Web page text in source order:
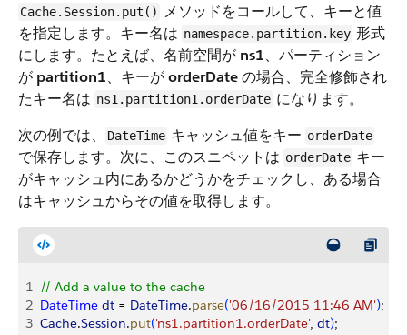
Cache.Session.put()
メソッドをコールして、キーと値
を指定します。キー名は namespace.partition.key 形式
にします。たとえば、名前空間が ns1、パーティション
が partition1、キーがorderDateの場合、完全修飾され
たキー名は ns1.partition1.orderDate になります。
次の例では、
DateTime キャッシュ値をキー orderDate
で保存します。次に、このスニペットは orderDate キー
がキャッシュ内にあるかどうかをチェックし、ある場合
はキャッシュからその値を取得します。
1 // Add a value to the cache
2 DateTime dt = DateTime.parse('06/16/2015 11:46 AM');
3 Cache.Session.put('ns1.partition1.orderDate', dt);